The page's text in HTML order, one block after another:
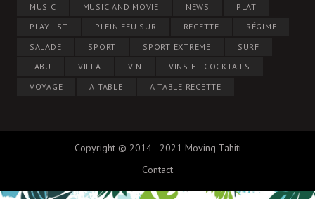
MUSIC
MUSIC AND MOVIE NEWS
PLAT
PLAYLIST
PLEIN FEU SUR RECETTE
RÉGIME
SALADE
SPORT SPORT EXTREME
SURF
TABU
VILLA VIN
VINS ET COCKTAILS
VOYAGE
À TABLE À TABLE RECETTE
Copyright © 2014 - 2021 Moving Tahiti
Contact